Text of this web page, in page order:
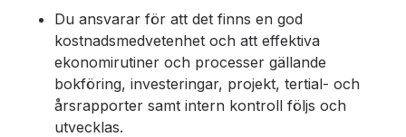
Du ansvarar för att det finns en god
kostnadsmedvetenhet och att effektiva
ekonomirutiner och processer gällande
bokföring, investeringar, projekt, tertial- och
årsrapporter samt intern kontroll följs och
utvecklas.